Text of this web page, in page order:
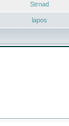
Strnad
lapos